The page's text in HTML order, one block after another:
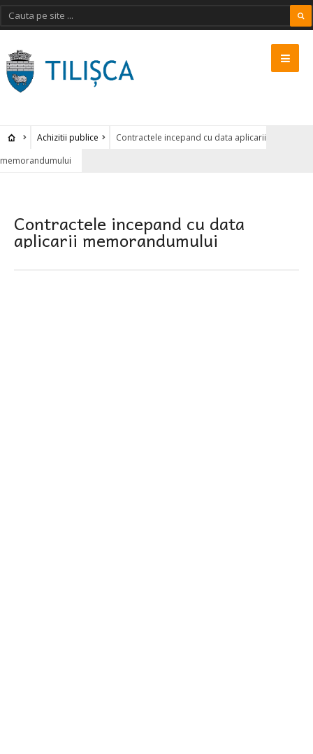
Achizitii publice
Contractele incepand cu data aplicarii
memorandumului
Contractele incepand cu data
aplicarii memorandumului